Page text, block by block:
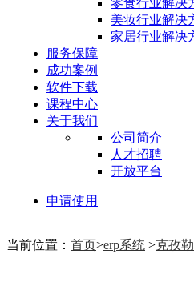
零食行业解决
美妆行业解决
家居行业解决
服务保障
成功案例
软件下载
课程中心
关于我们
公司简介
人才招聘
开放平台
申请使用
当前位置： 首页>erp系统 >克孜